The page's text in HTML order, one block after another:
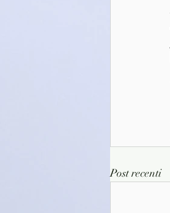
Post recenti